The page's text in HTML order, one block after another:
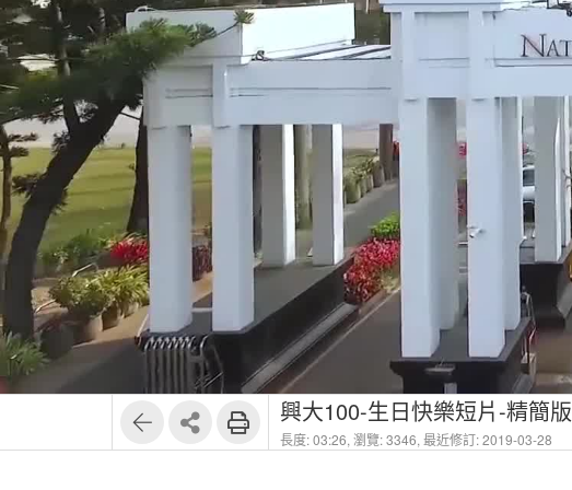
興大100-生日快樂短片-精簡版
長度: 03:26, 瀏覽: 3346, 最近修訂: 2019-03-28